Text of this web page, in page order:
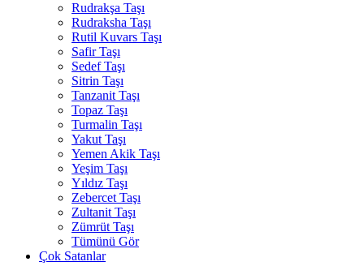
Rudrakşa Taşı
Rudraksha Taşı
Rutil Kuvars Taşı
Safir Taşı
Sedef Taşı
Sitrin Taşı
Tanzanit Taşı
Topaz Taşı
Turmalin Taşı
Yakut Taşı
Yemen Akik Taşı
Yeşim Taşı
Yıldız Taşı
Zebercet Taşı
Zultanit Taşı
Zümrüt Taşı
Tümünü Gör
Çok Satanlar